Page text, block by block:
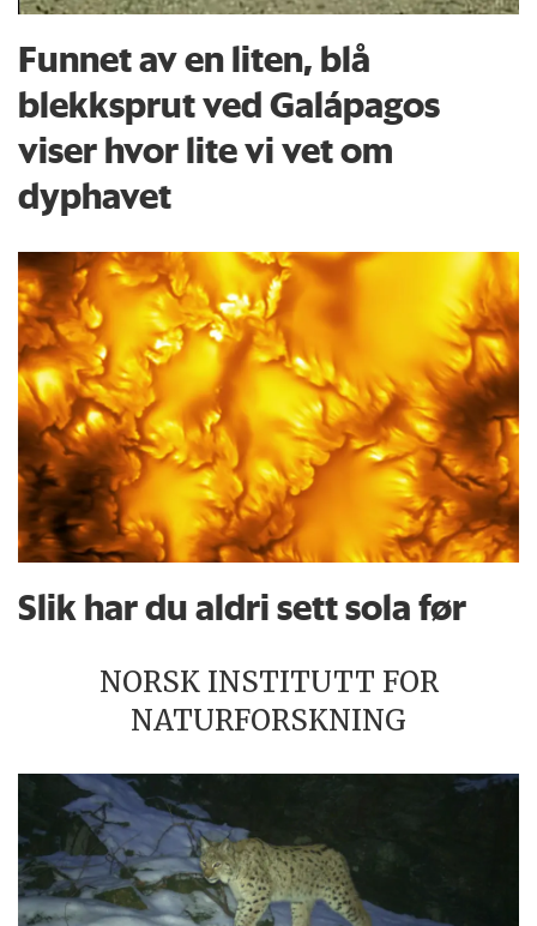
Funnet av en liten, blå
blekksprut ved Galápagos
viser hvor lite vi vet om
dyphavet
Slik har du aldri sett sola før
NORSK INSTITUTT FOR
NATURFORSKNING